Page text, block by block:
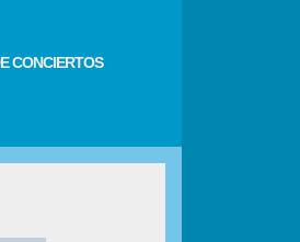
CONCIERTOS